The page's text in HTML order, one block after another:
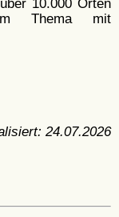
10.000 Orten
Thema mit
24.07.2026